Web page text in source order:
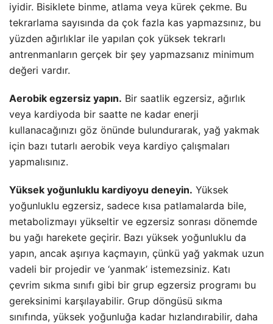
iyidir. Bisiklete binme, atlama veya kürek çekme. Bu
tekrarlama sayısında da çok fazla kas yapmazsınız, bu
yüzden ağırlıklar ile yapılan çok yüksek tekrarlı
antrenmanların gerçek bir şey yapmazsanız minimum
değeri vardır.
Aerobik egzersiz yapın. Bir saatlik egzersiz, ağırlık
veya kardiyoda bir saatte ne kadar enerji
kullanacağınızı göz önünde bulundurarak, yağ yakmak
için bazı tutarlı aerobik veya kardiyo çalışmaları
yapmalısınız.
Yüksek yoğunluklu kardiyoyu deneyin. Yüksek
yoğunluklu egzersiz, sadece kısa patlamalarda bile,
metabolizmayı yükseltir ve egzersiz sonrası dönemde
bu yağı harekete geçirir. Bazı yüksek yoğunluklu da
yapın, ancak aşırıya kaçmayın, çünkü yağ yakmak uzun
vadeli bir projedir ve ‘yanmak’ istemezsiniz. Katı
çevrim sıkma sınıfı gibi bir grup egzersiz programı bu
gereksinimi karşılayabilir. Grup döngüsü sıkma
sınıfında, yüksek yoğunluğa kadar hızlandırabilir, daha